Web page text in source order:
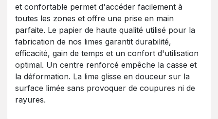
et confortable permet d'accéder facilement à
toutes les zones et offre une prise en main
parfaite. Le papier de haute qualité utilisé pour la
fabrication de nos limes garantit durabilité,
efficacité, gain de temps et un confort d'utilisation
optimal. Un centre renforcé empêche la casse et
la déformation. La lime glisse en douceur sur la
surface limée sans provoquer de coupures ni de
rayures.